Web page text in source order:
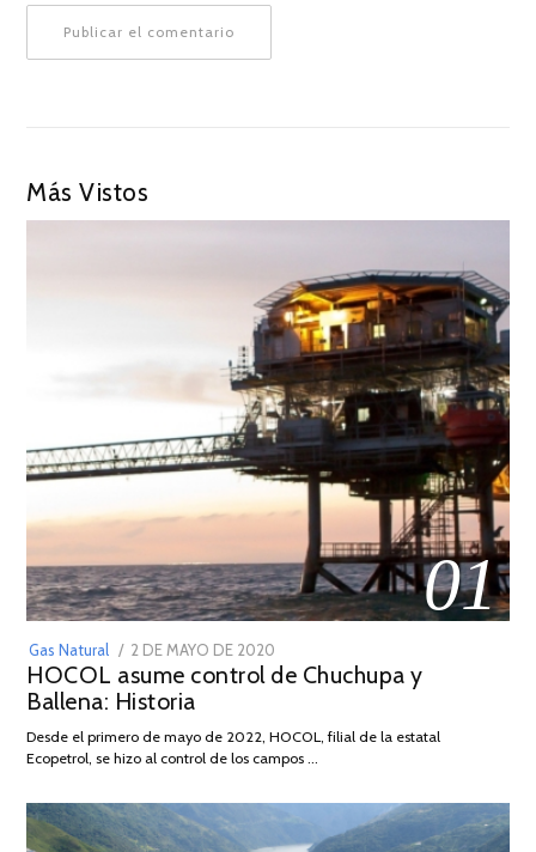
Más Vistos
01
Gas Natural
POSTED
ON
2 DE MAYO DE 2020
DE
2026
HOCOL asume control de Chuchupa y
Ballena: Historia
Desde el primero de mayo de 2022, HOCOL, filial de la estatal
Ecopetrol, se hizo al control de los campos …